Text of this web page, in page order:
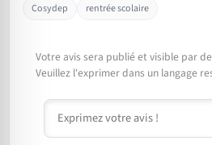
Cosydep rentrée scolaire
Votre avis sera publié et visible par
Veuillez l'exprimer dans un langage
Commentaire